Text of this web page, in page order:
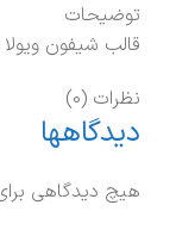
توضیحات
قالب شیفون ویولا
نظرات (0)
دیدگاهها
هیچ دیدگاهی